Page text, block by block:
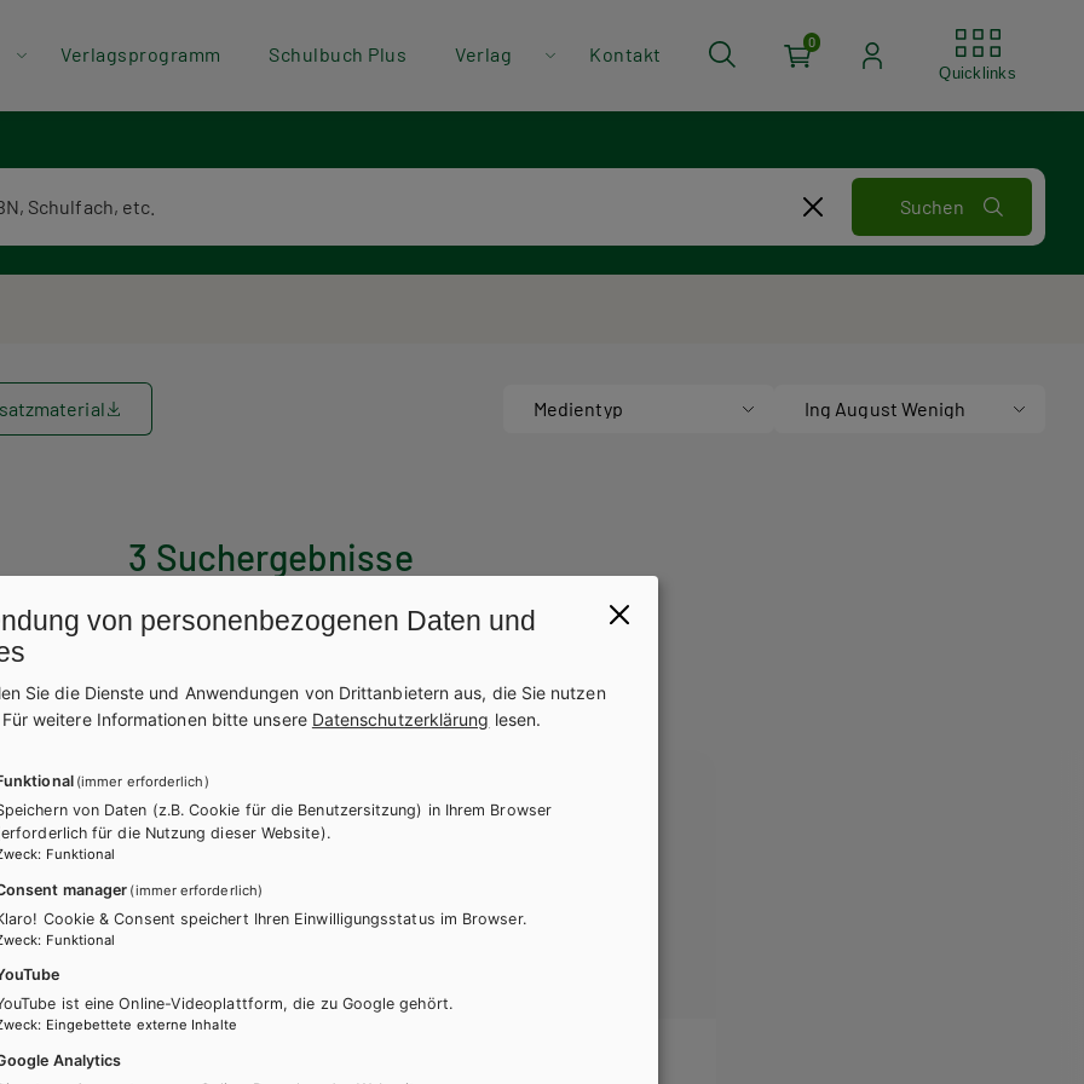
Verlagsprogramm Schulbuch Plus Verlag Kontakt
0
Quicklinks
3 Suchergebnisse
von personenbezogenen Daten und
Sie die Dienste und Anwendungen von Drittanbietern aus, die Sie nutzen
Für weitere Informationen bitte unsere Datenschutzerklärung lesen.
(immer erforderlich)
von Daten (z.B. Cookie für die Benutzersitzung) in Ihrem Browser
für die Nutzung dieser Website).
: Funktional
manager (immer erforderlich)
Cookie & Consent speichert Ihren Einwilligungsstatus im Browser.
: Funktional
ist eine Online-Videoplattform, die zu Google gehört.
: Eingebettete externe Inhalte
Analytics